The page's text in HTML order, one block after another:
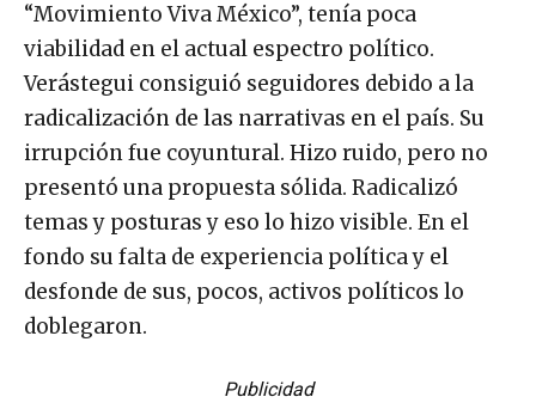
“Movimiento Viva México”, tenía poca
viabilidad en el actual espectro político.
Verástegui consiguió seguidores debido a la
radicalización de las narrativas en el país. Su
irrupción fue coyuntural. Hizo ruido, pero no
presentó una propuesta sólida. Radicalizó
temas y posturas y eso lo hizo visible. En el
fondo su falta de experiencia política y el
desfonde de sus, pocos, activos políticos lo
doblegaron.
Publicidad